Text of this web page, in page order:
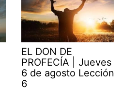
EL DON DE
PROFECÍA | Jueves
6 de agosto Lección
6